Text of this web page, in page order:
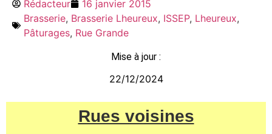
Rédacteur
16 janvier 2015
Brasserie, Brasserie Lheureux, ISSEP, Lheureux,
Pâturages, Rue Grande
Mise à jour :
22/12/2024
Rues voisines